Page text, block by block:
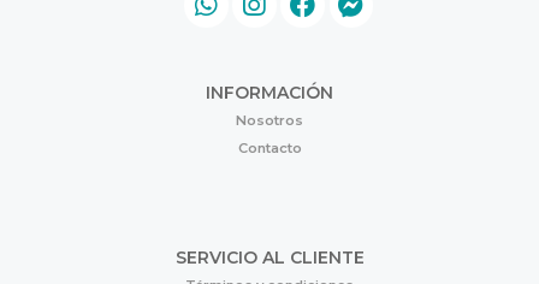
INFORMACIÓN
Nosotros
Contacto
SERVICIO AL CLIENTE